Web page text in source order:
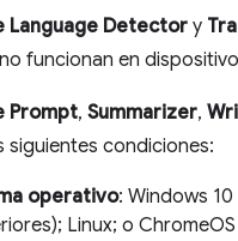
Language Detector y
funcionan en
Prompt, Summarizer,
siguientes condiciones:
operativo: Windows
Linux; o